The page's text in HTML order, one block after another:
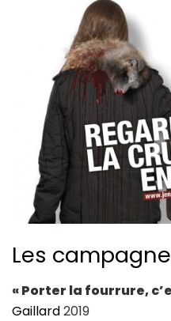
Les
« Porter la fourrure,
Gaillard2019